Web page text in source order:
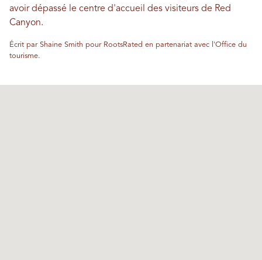
avoir dépassé le centre d'accueil des visiteurs de Red
Canyon.
Écrit par Shaine Smith pour RootsRated en partenariat avec l'Office du
tourisme.